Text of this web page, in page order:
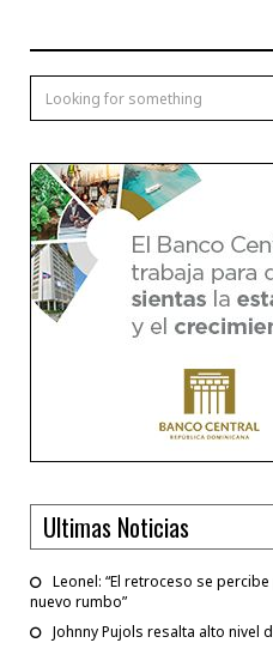
Ultimas Noticias
Leonel: “El retroceso se
nuevo rumbo”
Johnny Pujols resalta alto nivel